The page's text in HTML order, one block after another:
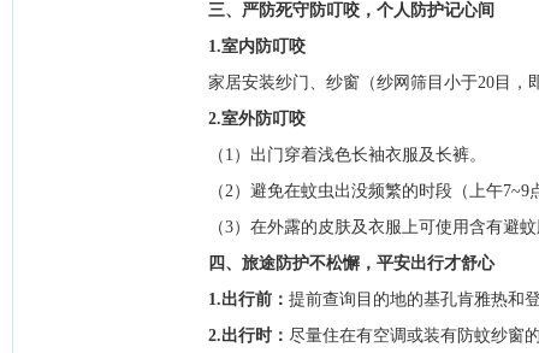
三、严防死守防叮咬，个人防护记心间
1.室内防叮咬
家居安装纱门、纱窗（纱网筛目小于20目，
2.室外防叮咬
（1）出门穿着浅色长袖衣服及长裤。
（2）避免在蚊虫出没频繁的时段（上午7~9
（3）在外露的皮肤及衣服上可使用含有避
四、旅途防护不松懈，平安出行才舒心
1.出行前： 提前查询目的地的基孔肯雅热和
2.出行时： 尽量住在有空调或装有防蚊纱窗